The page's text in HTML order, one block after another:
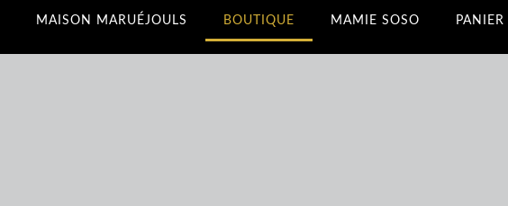
MAISON MARUÉJOULS BOUTIQUE MAMIE SOSO PANIER